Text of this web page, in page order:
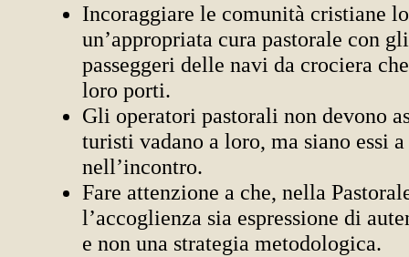
Incoraggiare le comunità cristiane
un’appropriata cura pastorale con
passeggeri delle navi da crociera
loro porti.
Gli operatori pastorali non devono
turisti vadano a loro, ma siano essi
nell’incontro.
Fare attenzione a che, nella
l’accoglienza sia espressione di
e non una strategia metodologica.